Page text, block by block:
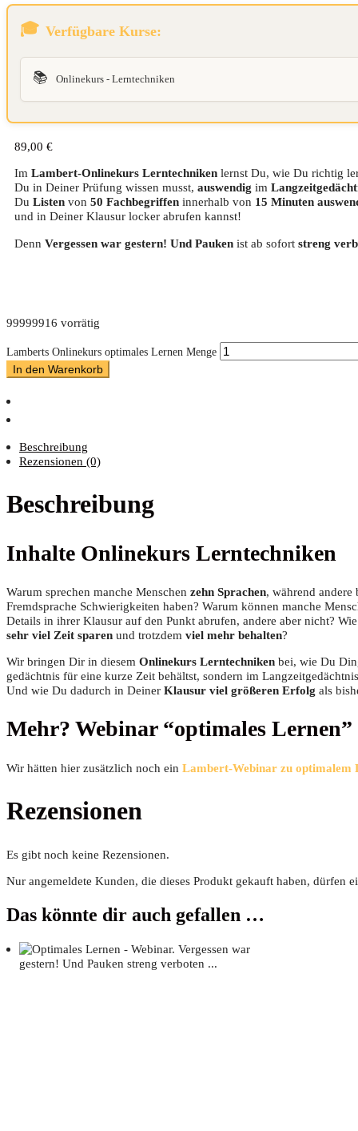
Verfügbare Kurse:
📚 Onlinekurs - Lerntechniken
89,00 €
Im Lambert-Onlinekurs Lerntechniken lernst Du, wie Du richtig
Du in Deiner Prüfung wissen musst, auswendig im
Du Listen von 50 Fachbegriffen innerhalb von 15 Minuten
und in Deiner Klausur locker abrufen kannst!
Denn Vergessen war gestern! Und Pauken ist ab sofort streng
99999916 vorrätig
Lamberts Onlinekurs optimales Lernen Menge
In den Warenkorb
Beschreibung
Rezensionen (0)
Beschreibung
Inhal­te Online­kurs Lerntechniken
War­um spre­chen man­che Men­schen zehn Spra­chen, wäh­rend
Fremd­spra­che Schwie­rig­kei­ten haben? War­um kön­nen man­che
Details in ihrer Klau­sur auf den Punkt abru­fen, ande­re aber nicht?
sehr viel Zeit spa­ren und trotz­dem viel mehr behal­ten?
Wir brin­gen Dir in die­sem Online­kurs Lern­tech­ni­ken bei, wie Du
ge­dächt­nis für eine kur­ze Zeit behältst, son­dern im
Und wie Du dadurch in Dei­ner Klau­sur viel grö­ße­ren Erfolg als
Mehr? Web­i­nar “opti­ma­les Lernen”
Wir hät­ten hier zusätz­lich noch ein Lam­bert-Web­i­nar zu opti­ma­lem
Rezensionen
Es gibt noch keine Rezensionen.
Nur angemeldete Kunden, die dieses Produkt gekauft haben, dürfen
Das könnte dir auch gefallen …